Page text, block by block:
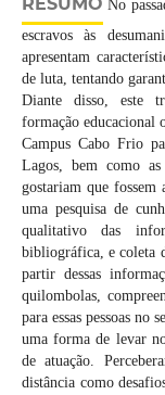
No
escravos às
apresentam
de luta, tentando
Diante disso, este
formação educacional
Campus Cabo Frio
Lagos, bem como as
gostariam que fossem
uma pesquisa de
qualitativo das
bibliográfica, e coleta
partir dessas
quilombolas,
para essas pessoas no
uma forma de levar
de atuação.
distância como